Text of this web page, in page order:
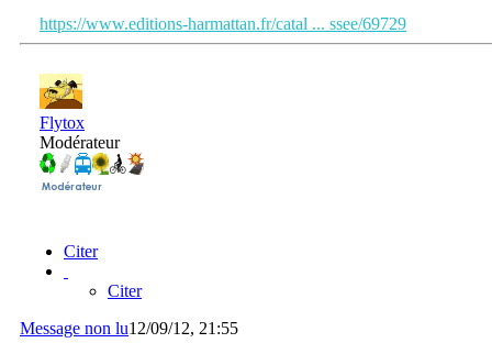
https://www.editions-harmattan.fr/catal ... ssee/69729
Flytox
Modérateur
Citer
Citer
Message non lu12/09/12, 21:55